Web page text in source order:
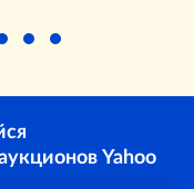
щитом.
Yahoo